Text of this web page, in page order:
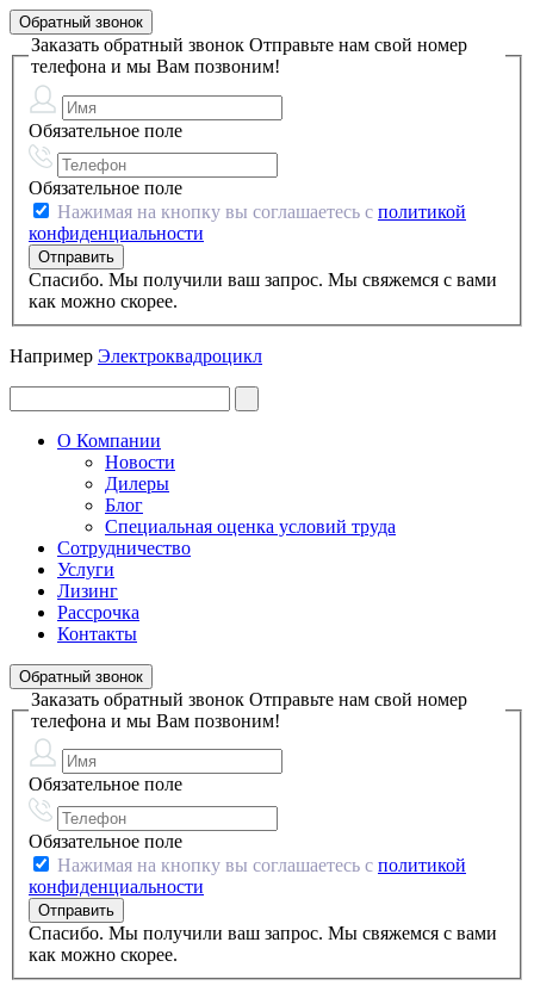
Обратный звонок
Заказать обратный звонок Отправьте нам свой номер
телефона и мы Вам позвоним!
Обязательное поле
Обязательное поле
Нажимая на кнопку вы соглашаетесь с политикой
конфиденциальности
Спасибо. Мы получили ваш запрос. Мы свяжемся с вами
как можно скорее.
Например Электроквадроцикл
О Компании
Новости
Дилеры
Блог
Специальная оценка условий труда
Сотрудничество
Услуги
Лизинг
Рассрочка
Контакты
Обратный звонок
Заказать обратный звонок Отправьте нам свой номер
телефона и мы Вам позвоним!
Обязательное поле
Обязательное поле
Нажимая на кнопку вы соглашаетесь с политикой
конфиденциальности
Спасибо. Мы получили ваш запрос. Мы свяжемся с вами
как можно скорее.